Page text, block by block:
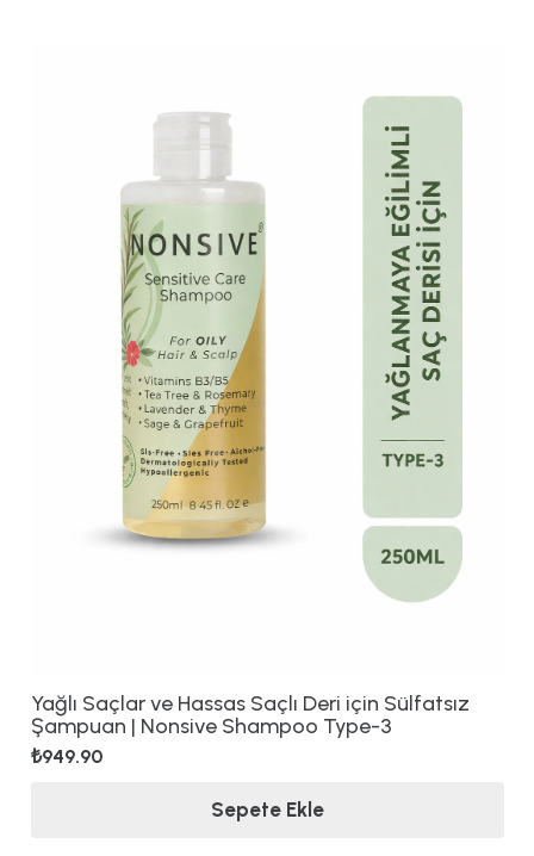
Yağlı Saçlar ve Hassas Saçlı Deri için Sülfatsız
Şampuan | Nonsive Shampoo Type-3
₺949.90
Sepete Ekle